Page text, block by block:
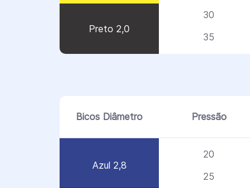
Preto 2,0
30
35
Bicos Diâmetro Pressão
Azul 2,8
20
25